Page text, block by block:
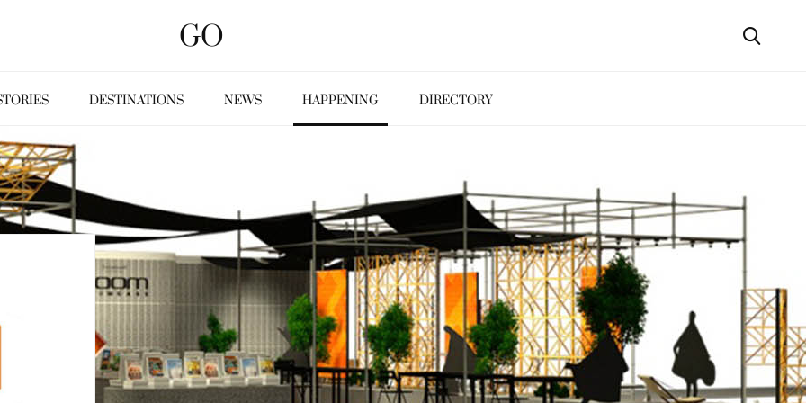
GO
DESTINATIONS NEWS HAPPENING DIRECTORY